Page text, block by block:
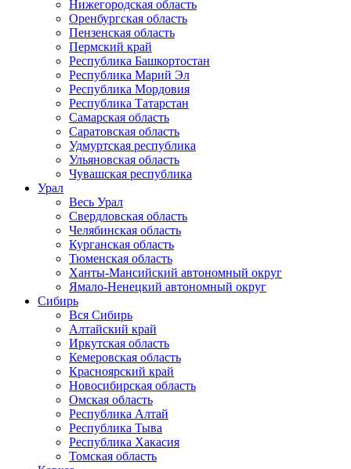
Нижегородская область
Оренбургская область
Пензенская область
Пермский край
Республика Башкортостан
Республика Марий Эл
Республика Мордовия
Республика Татарстан
Самарская область
Саратовская область
Удмуртская республика
Ульяновская область
Чувашская республика
Урал
Весь Урал
Свердловская область
Челябинская область
Курганская область
Тюменская область
Ханты-Мансийский автономный округ
Ямало-Ненецкий автономный округ
Сибирь
Вся Сибирь
Алтайский край
Иркутская область
Кемеровская область
Красноярский край
Новосибирская область
Омская область
Республика Алтай
Республика Тыва
Республика Хакасия
Томская область